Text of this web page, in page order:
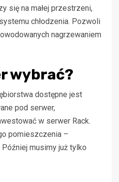
się na małej przestrzeni,
chłodzenia. Pozwoli
nagrzewaniem
wybrać?
dostępne jest
pod serwer,
w serwer Rack.
pomieszczenia –
musimy już tylko